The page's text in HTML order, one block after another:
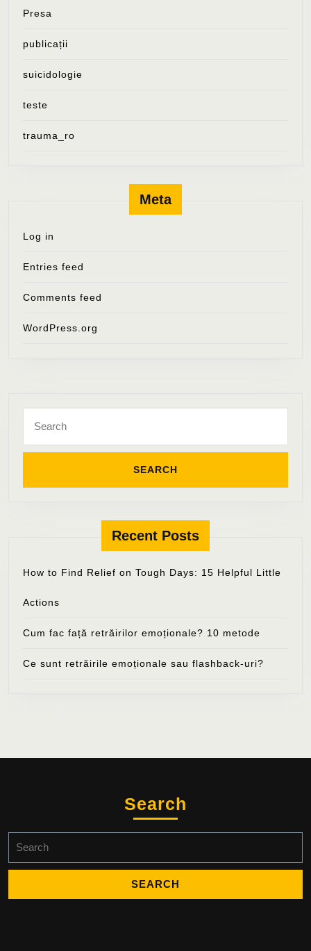
Presa
publicații
suicidologie
teste
trauma_ro
Meta
Log in
Entries feed
Comments feed
WordPress.org
for:
Recent Posts
How to Find Relief on Tough Days: 15 Helpful Little
Actions
Cum fac față retrăirilor emoționale? 10 metode
Ce sunt retrăirile emoționale sau flashback-uri?
Search
for: